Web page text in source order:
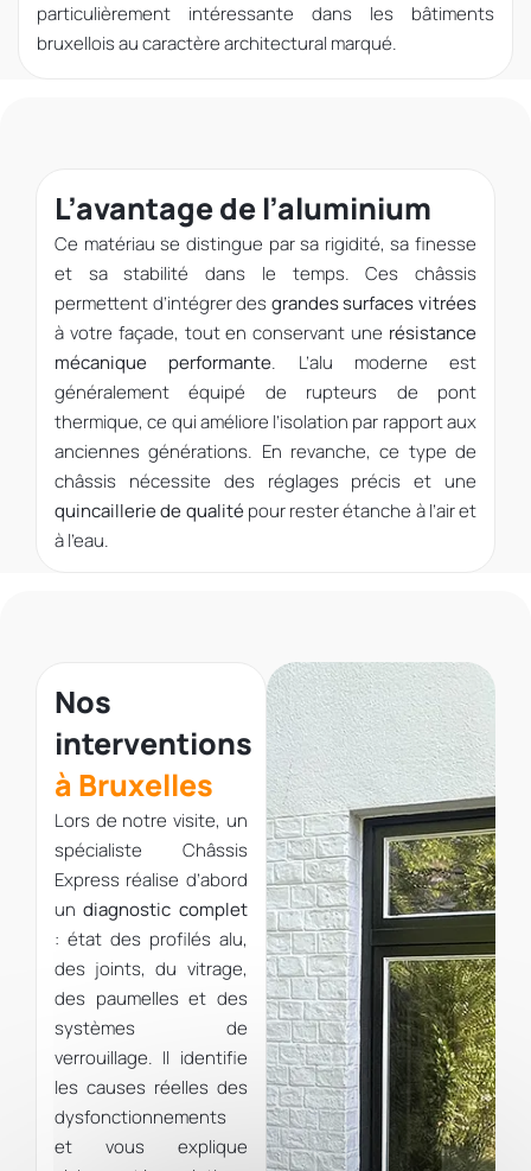
particulièrement intéressante dans les bâtiments
bruxellois au caractère architectural marqué.
L’avantage de l’aluminium
Ce matériau se distingue par sa rigidité, sa finesse
et sa stabilité dans le temps. Ces châssis
permettent d’intégrer desgrandes surfaces vitrées
à votre façade, tout en conservant une résistance
mécanique performante. L’alu moderne est
généralement équipé de rupteurs de pont
thermique, ce qui améliore l’isolation par rapport aux
anciennes générations. En revanche, ce type de
châssis nécessite des réglages précis et une
quincaillerie de qualitépour rester étanche à l’air et
à l’eau.
Nos
interventions
à Bruxelles
Lors de notre visite, un
spécialiste Châssis
Express réalise d’abord
undiagnostic complet
: état des profilés alu,
des joints, du vitrage,
des paumelles et des
systèmes de
verrouillage. Il identifie
les causes réelles des
dysfonctionnements
et vous explique